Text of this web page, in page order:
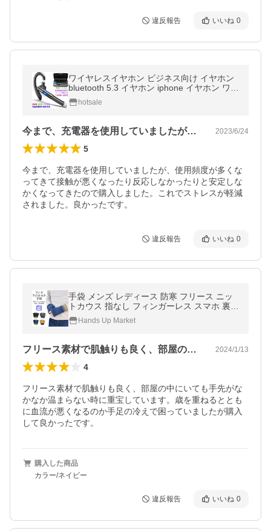
違反報告 いいね 0
ワイヤレスイヤホン ビジネス向け イヤホン
bluetooth 5.3 イヤホン iphone イヤホン ワイ
ヤレス ハンズフリー スポーツ yyk520
hotsale
今まで、充電器を使用していましたが、使… 2023/6/24
5
今まで、充電器を使用していましたが、使用頻度が多くな
ってきて接触が悪くなったり反応しなかったりと安定しな
かくなってきたので購入しました。これでストレスが軽減
されました。良かったです。
違反報告 いいね 0
手袋 メンズ レディース 防寒 フリース ニッ
トカウス 指なし フィンガーレス スマホ 裏ボ
ア 裏フリース すべり止め アームウォーマー
通勤 通学 あったかグッズ
Hands Up Market
フリース素材で肌触りも良く、部屋の中に… 2024/1/13
4
フリース素材で肌触りも良く、部屋の中にいても手先がな
かなか温まらない時に重宝しています。歳を重ねるととも
に血流が悪くなるのか手足の冷えで困っていましたが購入
して良かったです。
購入した商品
カラー/ネイビー
違反報告 いいね 0